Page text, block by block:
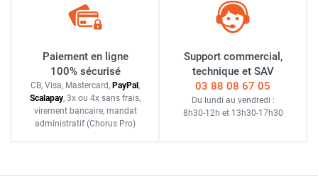
Paiement en ligne
100% sécurisé
CB, Visa, Mastercard, PayPal ,
Scalapay, 3x ou 4x sans frais,
virement bancaire, mandat
administratif (Chorus Pro)
Support commercial,
technique et SAV
03 88 08 67 05
Du lundi au vendredi :
8h30-12h et 13h30-17h30